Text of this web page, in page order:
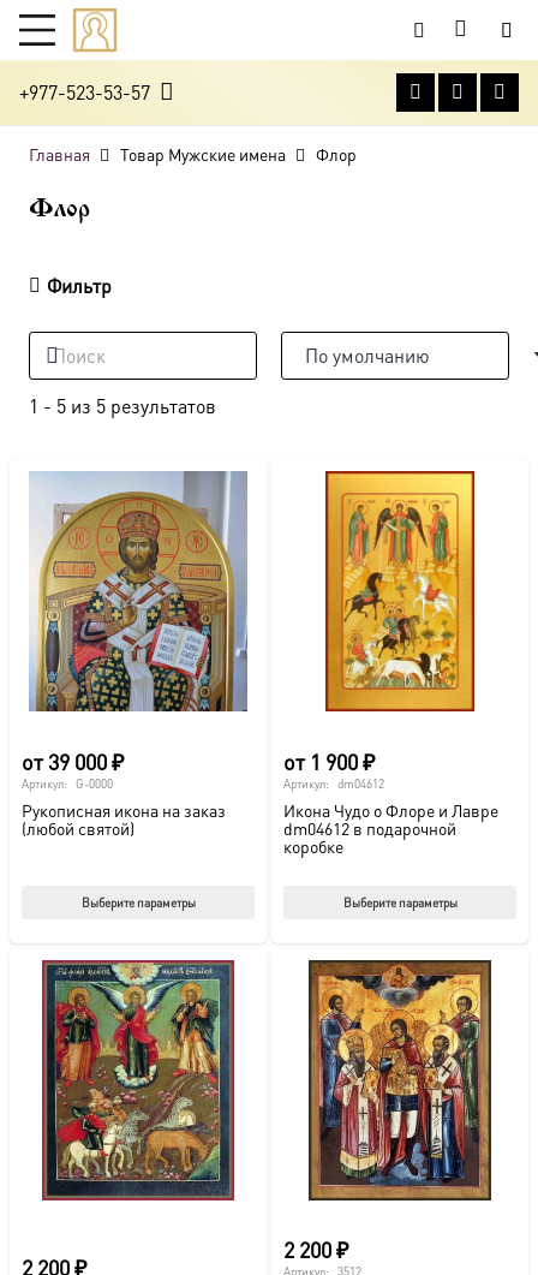
+977-523-53-57
Главная Товар Мужские имена Флор
Флор
Фильтр
1 - 5 из 5 результатов
от39 000₽
Артикул: G-0000
Рукописная икона на заказ
(любой святой)
Выберите параметры
от 1 900₽
Артикул: dm04612
Икона Чудо о Флоре и Лавре
dm04612 в подарочной
коробке
Выберите параметры
2 200₽
2 200₽
Артикул: 3512